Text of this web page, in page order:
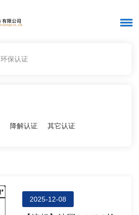
环保认证
降解认证 其它认证
2025-12-08